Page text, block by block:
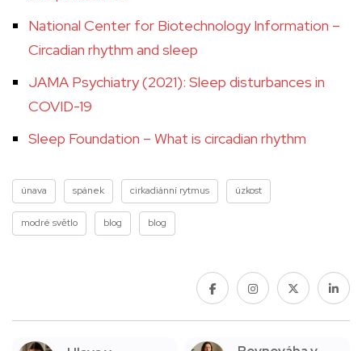
National Center for Biotechnology Information –
Circadian rhythm and sleep
JAMA Psychiatry (2021): Sleep disturbances in
COVID-19
Sleep Foundation – What is circadian rhythm
únava spánek cirkadiánní rytmus úzkost
modré světlo blog blog